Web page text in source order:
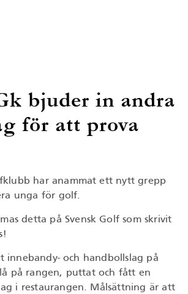
bjuder in andra
för att prova
har anammat ett nytt grepp
unga för golf.
detta på Svensk Golf som skrivit
innebandy- och handbollslag på
på rangen, puttat och fått en
i restaurangen. Målsättning är att